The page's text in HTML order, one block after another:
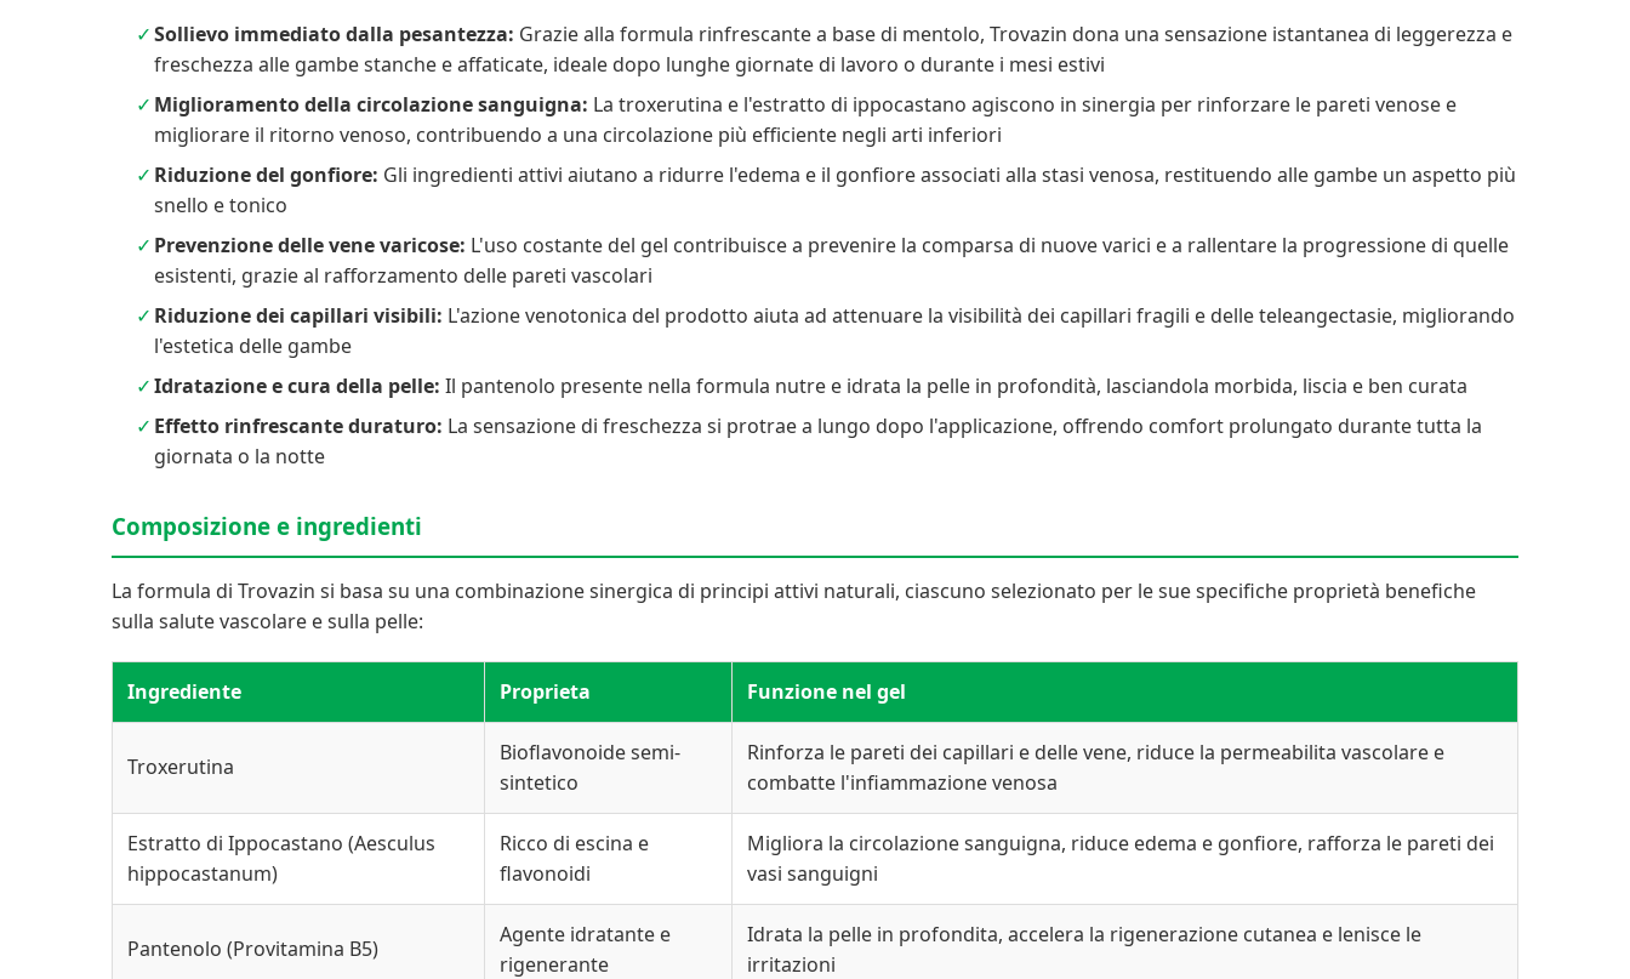
Sollievo immediato dalla pesantezza: Grazie alla formula rinfrescante a base di mentolo, Trovazin dona una sensazione istantanea di leggerezza e
freschezza alle gambe stanche e affaticate, ideale dopo lunghe giornate di lavoro o durante i mesi estivi
Miglioramento della circolazione sanguigna: La troxerutina e l'estratto di ippocastano agiscono in sinergia per rinforzare le pareti venose e
migliorare il ritorno venoso, contribuendo a una circolazione più efficiente negli arti inferiori
Riduzione del gonfiore: Gli ingredienti attivi aiutano a ridurre l'edema e il gonfiore associati alla stasi venosa, restituendo alle gambe un aspetto più
snello e tonico
Prevenzione delle vene varicose: L'uso costante del gel contribuisce a prevenire la comparsa di nuove varici e a rallentare la progressione di quelle
esistenti, grazie al rafforzamento delle pareti vascolari
Riduzione dei capillari visibili: L'azione venotonica del prodotto aiuta ad attenuare la visibilità dei capillari fragili e delle teleangectasie, migliorando
l'estetica delle gambe
Idratazione e cura della pelle: Il pantenolo presente nella formula nutre e idrata la pelle in profondità, lasciandola morbida, liscia e ben curata
Effetto rinfrescante duraturo: La sensazione di freschezza si protrae a lungo dopo l'applicazione, offrendo comfort prolungato durante tutta la
giornata o la notte
Composizione e ingredienti
La formula di Trovazin si basa su una combinazione sinergica di principi attivi naturali, ciascuno selezionato per le sue specifiche proprietà benefiche
sulla salute vascolare e sulla pelle:
Ingrediente Proprieta Funzione nel gel
Troxerutina
Bioflavonoide semi-
sintetico
Rinforza le pareti dei capillari e delle vene, riduce la permeabilita vascolare e
combatte l'infiammazione venosa
Estratto di Ippocastano (Aesculus
hippocastanum)
Ricco di escina e
flavonoidi
Migliora la circolazione sanguigna, riduce edema e gonfiore, rafforza le pareti dei
vasi sanguigni
Pantenolo (Provitamina B5)
Agente idratante e
rigenerante
Idrata la pelle in profondita, accelera la rigenerazione cutanea e lenisce le
irritazioni